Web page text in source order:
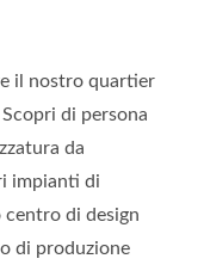
il nostro quartier
di persona
da
impianti di
centro di design
di produzione